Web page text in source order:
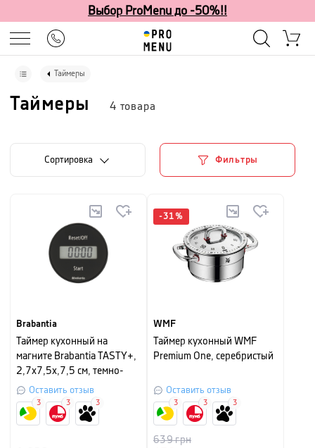
Выбор ProMenu до -50%!!
Таймеры
Таймеры 4 товара
Cортировка Фильтры
Brabantia
Таймер кухонный на
магните Brabantia TASTY+,
2,7х7,5х,7,5 см, темно-
серыйОставить отзыв
3 3 3
-31 %
WMF
Таймер кухонный WMF
Premium One, серебристый
Оставить отзыв
639грн
3 3 3